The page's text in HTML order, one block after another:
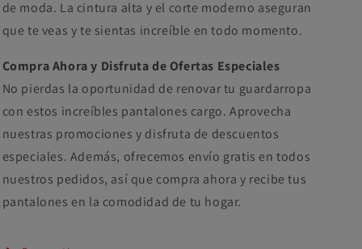
de moda. La cintura alta y el corte moderno aseguran
que te veas y te sientas increíble en todo momento.
Compra Ahora y Disfruta de Ofertas Especiales
No pierdas la oportunidad de renovar tu guardarropa
con estos increíbles pantalones cargo. Aprovecha
nuestras promociones y disfruta de descuentos
especiales. Además, ofrecemos envío gratis en todos
nuestros pedidos, así que compra ahora y recibe tus
pantalones en la comodidad de tu hogar.